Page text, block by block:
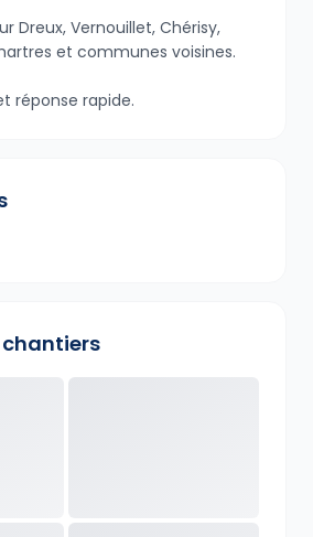
Dreux, Vernouillet, Chérisy,
et communes voisines.
réponse rapide.